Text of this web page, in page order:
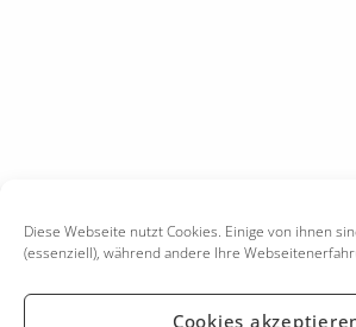
Diese Webseite nutzt Cookies. Einige von ihnen
(essenziell), während andere Ihre
Cookies